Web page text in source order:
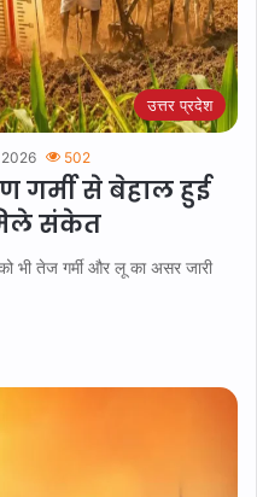
उत्तर प्रदेश
2026 502
गर्मी से बेहाल हुई
संकेत
भी तेज गर्मी और लू का असर जारी